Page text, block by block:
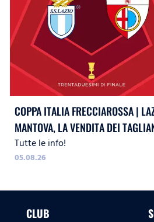
COPPA ITALIA FRECCIAROSSA |
MANTOVA, LA VENDITA DEI
Tutte le info!
05.08.26
CLUB